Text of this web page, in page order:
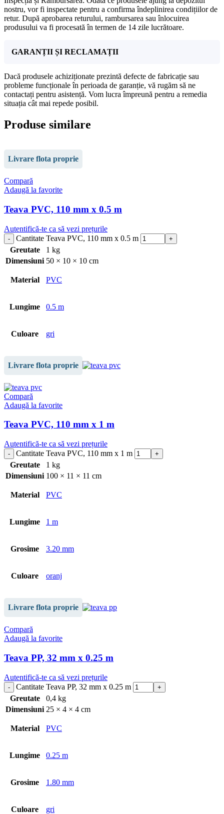
nostru, vor fi inspectate pentru a confirma îndeplinirea condițiilor de
retur. După aprobarea returului, rambursarea sau înlocuirea
produsului va fi procesată în termen de 14 zile lucrătoare.
GARANȚII ȘI RECLAMAȚII
Dacă produsele achiziționate prezintă defecte de fabricație sau
probleme funcționale în perioada de garanție, vă rugăm să ne
contactați pentru asistență. Vom lucra împreună pentru a remedia
situația cât mai repede posibil.
Produse similare
Livrare flota proprie
Compară
Adaugă la favorite
Teava PVC, 110 mm x 0.5 m
Autentifică-te ca să vezi prețurile
Cantitate Teava PVC, 110 mm x 0.5 m
Greutate
1 kg
Dimensiuni 50 × 10 × 10 cm
Material PVC
Lungime 0.5 m
Culoare gri
Livrare flota proprie
Compară
Adaugă la favorite
Teava PVC, 110 mm x 1 m
Autentifică-te ca să vezi prețurile
Cantitate Teava PVC, 110 mm x 1 m
Greutate
1 kg
Dimensiuni 100 × 11 × 11 cm
Material PVC
Lungime 1 m
Grosime 3.20 mm
Culoare oranj
Livrare flota proprie
Compară
Adaugă la favorite
Teava PP, 32 mm x 0.25 m
Autentifică-te ca să vezi prețurile
Cantitate Teava PP, 32 mm x 0.25 m
Greutate
0,4 kg
Dimensiuni 25 × 4 × 4 cm
Material PVC
Lungime 0.25 m
Grosime 1.80 mm
Culoare gri